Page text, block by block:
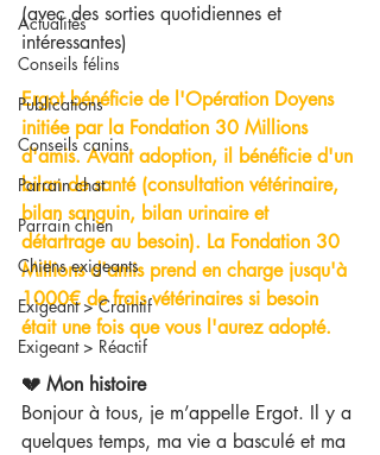
Actualités
Conseils félins
Publications
Conseils canins
Parrain chat
Parrain chien
Chiens exigeants
Exigeant > Craintif
Exigeant > Réactif
(avec des sorties quotidiennes et
intéressantes)
Ergot bénéficie de l'Opération Doyens
initiée par la Fondation 30 Millions
d'amis. Avant adoption, il bénéficie d'un
bilan de santé (consultation vétérinaire,
bilan sanguin, bilan urinaire et
détartrage au besoin). La Fondation 30
Millions d'amis prend en charge jusqu'à
1000€ de frais vétérinaires si besoin
était une fois que vous l'aurez adopté.
💔 Mon histoire
Bonjour à tous, je m’appelle Ergot. Il y a
quelques temps, ma vie a basculé et ma